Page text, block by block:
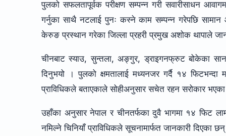
पुलको सफलतापूर्वक परीक्षण सम्पन्न गरी सवारीसाधन
गर्नुका साथै नटलाई पुनः कस्ने काम सम्पन्न गरेपछि
केरुङ प्रस्थान गरेका जिल्ला प्रहरी प्रमुख अशोक थापाले
चीनबाट स्याउ, सुन्तला, अङ्गुर, ड्राइगनफ्रुट बोकेका
दिनुभयो । पुलको क्षमतालाई मध्यनजर गर्दै १४ फिटभन्दा
प्राविधिकले बताएकाले सोहीअनुसार सचेत रहन सरोकार
उहाँका अनुसार नेपाल र चीनतर्फका दुवै भागमा १४ फिट
नमिल्ने चिनियाँ प्राविधिकले सूचनामार्फत जानकारी दिएका